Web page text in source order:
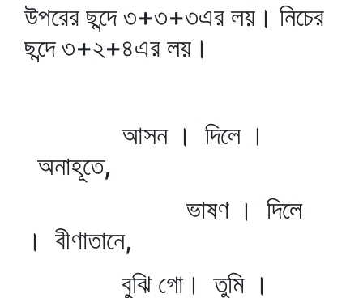
উপরের ছন্দে ৩+৩+৩এর লয়। নিচের
ছন্দে ৩+২+৪এর লয়।
আসন । দিলে ।
অনাহূতে,
ভাষণ । দিলে
। বীণাতানে,
বুঝি গো। তুমি ।